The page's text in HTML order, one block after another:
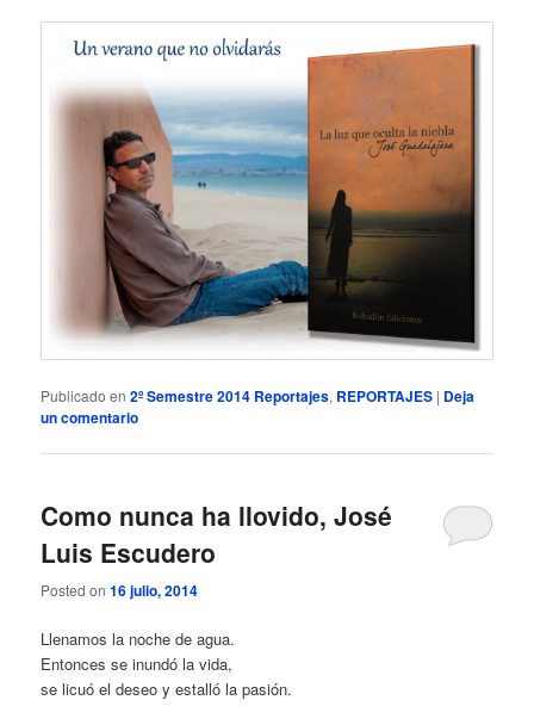
Publicado en 2º Semestre 2014 Reportajes, REPORTAJES | Deja
un comentario
Como nunca ha llovido, José
Luis Escudero
Posted on16 julio, 2014
Llenamos la noche de agua.
Entonces se inundó la vida,
se licuó el deseo y estalló la pasión.